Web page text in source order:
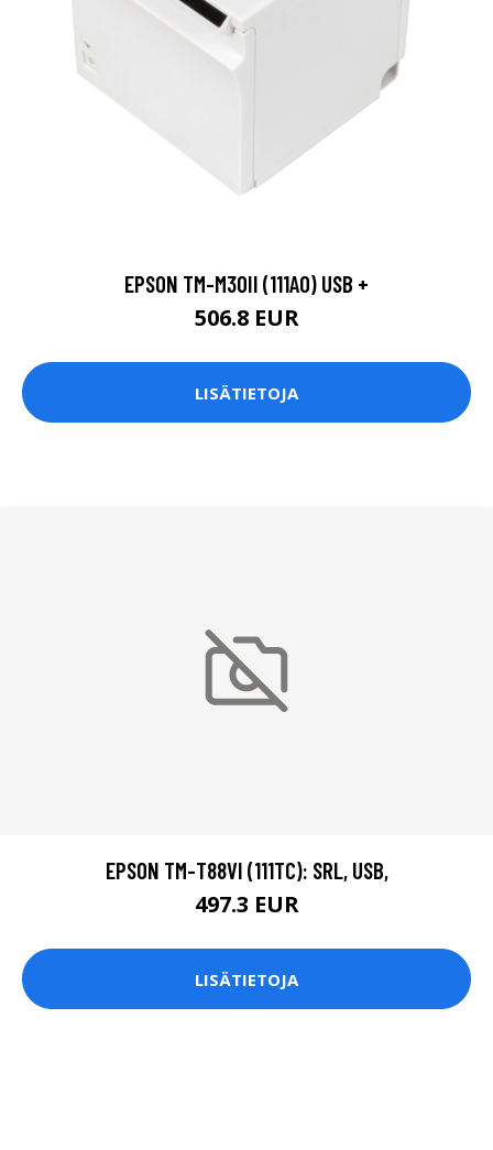
EPSON TM-M30II (111A0) USB +
506.8 EUR
LISÄTIETOJA
EPSON TM-T88VI (111TC): SRL, USB,
497.3 EUR
LISÄTIETOJA